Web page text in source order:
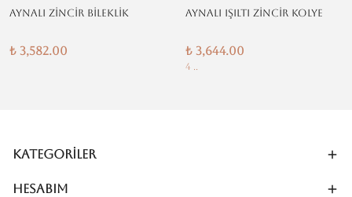
AYNALI ZİNCİR BİLEKLİK
₺ 3,582.00
AYNALI IŞILTI ZİNCİR KOLYE
₺ 3,644.00
4 ..
Kategoriler
Hesabım